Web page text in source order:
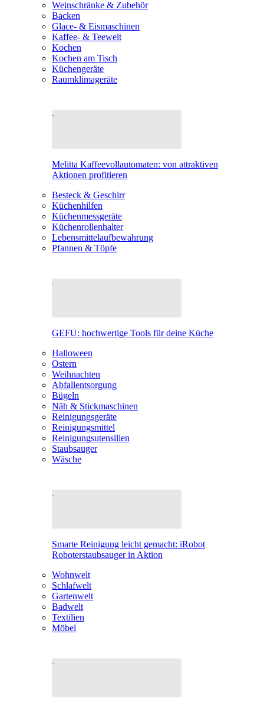
Weinschränke & Zubehör
Backen
Glace- & Eismaschinen
Kaffee- & Teewelt
Kochen
Kochen am Tisch
Küchengeräte
Raumklimageräte
Melitta Kaffeevollautomaten: von attraktiven
Aktionen profitieren
Besteck & Geschirr
Küchenhilfen
Küchenmessgeräte
Küchenrollenhalter
Lebensmittelaufbewahrung
Pfannen & Töpfe
GEFU: hochwertige Tools für deine Küche
Halloween
Ostern
Weihnachten
Abfallentsorgung
Bügeln
Näh & Stickmaschinen
Reinigungsgeräte
Reinigungsmittel
Reinigungsutensilien
Staubsauger
Wäsche
Smarte Reinigung leicht gemacht: iRobot
Roboterstaubsauger in Aktion
Wohnwelt
Schlafwelt
Gartenwelt
Badwelt
Textilien
Möbel